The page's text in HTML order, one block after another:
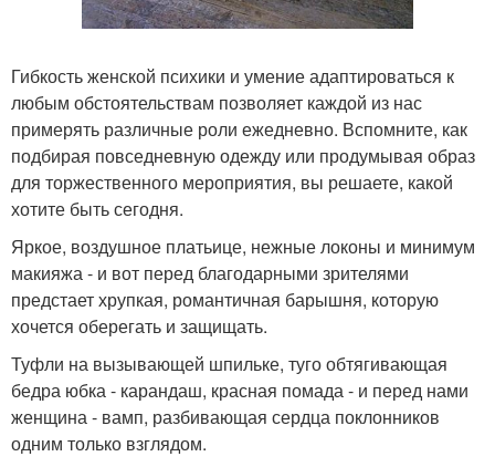
Гибкость женской психики и умение адаптироваться к
любым обстоятельствам позволяет каждой из нас
примерять различные роли ежедневно. Вспомните, как
подбирая повседневную одежду или продумывая образ
для торжественного мероприятия, вы решаете, какой
хотите быть сегодня.
Яркое, воздушное платьице, нежные локоны и минимум
макияжа - и вот перед благодарными зрителями
предстает хрупкая, романтичная барышня, которую
хочется оберегать и защищать.
Туфли на вызывающей шпильке, туго обтягивающая
бедра юбка - карандаш, красная помада - и перед нами
женщина - вамп, разбивающая сердца поклонников
одним только взглядом.